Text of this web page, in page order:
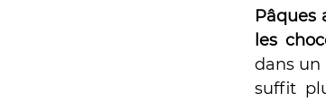
Pâques
les
dans un
suffit